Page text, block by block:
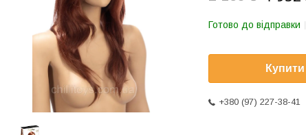
Готово до відправки
Купити
+380 (97) 227-38-41